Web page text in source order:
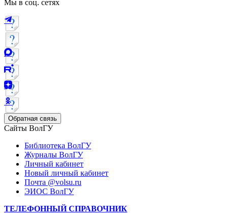
Мы в соц. сетях
Обратная связь
Сайты ВолГУ
Библиотека ВолГУ
Журналы ВолГУ
Личный кабинет
Новый личный кабинет
Почта @volsu.ru
ЭИОС ВолГУ
ТЕЛЕФОННЫЙ СПРАВОЧНИК